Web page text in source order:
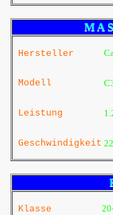
M A
Hersteller
Modell
Leistung
Geschwindigkeit
Klasse